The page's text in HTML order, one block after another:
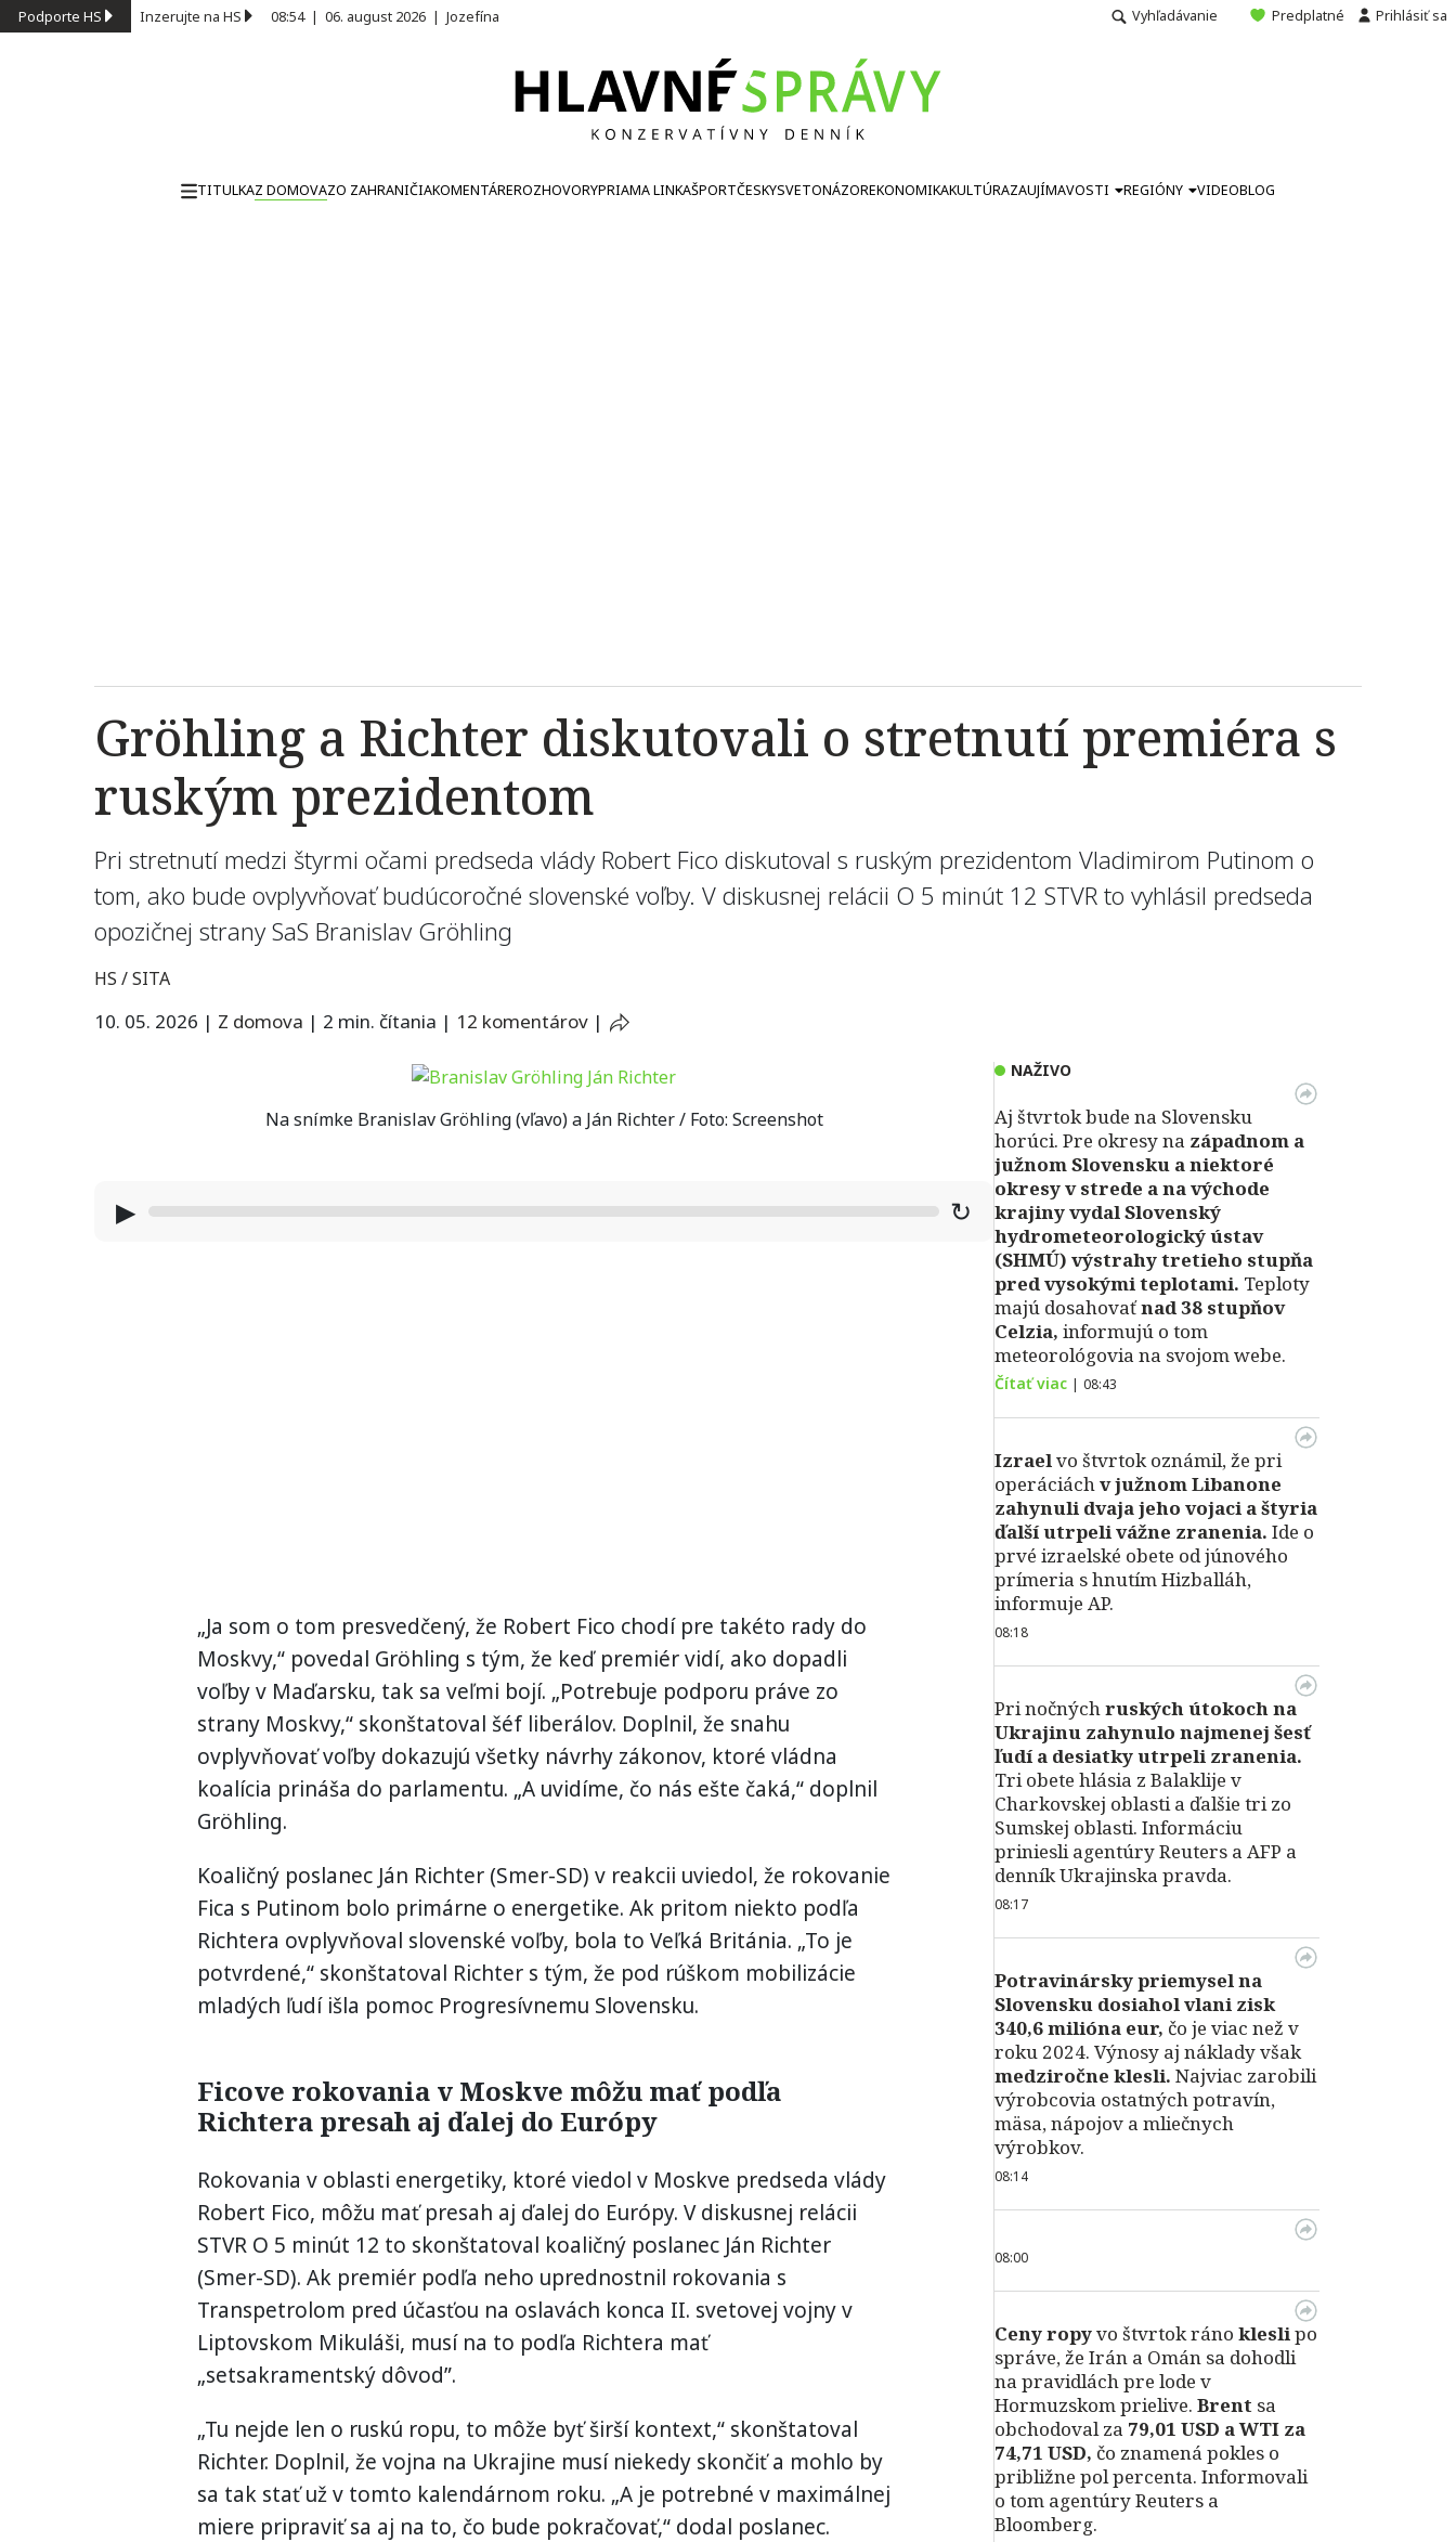
Podporte HS Inzerujte na HS 08:54| 06. august 2026 | Jozefína Vyhľadávanie Predplatné Prihlásiť sa
TITULKAZ DOMOVAZO ZAHRANIČIAKOMENTÁREROZHOVORYPRIAMA LINKAŠPORTČESKYSVETONÁZOREKONOMIKAKULTÚRAZAUJÍMAVOSTI REGIÓNY VIDEOBLOG
Gröhling a Richter diskutovali o stretnutí premiéra s
ruským prezidentom
Pri stretnutí medzi štyrmi očami predseda vlády Robert Fico diskutoval s ruským prezidentom Vladimirom Putinom o
tom, ako bude ovplyvňovať budúcoročné slovenské voľby. V diskusnej relácii O 5 minút 12 STVR to vyhlásil predseda
opozičnej strany SaS Branislav Gröhling
HS / SITA
10. 05. 2026 | Z domova | 2 min. čítania | 12 komentárov |
Na snímke Branislav Gröhling (vľavo) a Ján Richter / Foto: Screenshot
▶ ↻
„Ja som o tom presvedčený, že Robert Fico chodí pre takéto rady do
Moskvy,“ povedal Gröhling s tým, že keď premiér vidí, ako dopadli
voľby v Maďarsku, tak sa veľmi bojí. „Potrebuje podporu práve zo
strany Moskvy,“ skonštatoval šéf liberálov. Doplnil, že snahu
ovplyvňovať voľby dokazujú všetky návrhy zákonov, ktoré vládna
koalícia prináša do parlamentu. „A uvidíme, čo nás ešte čaká,“ doplnil
Gröhling.
Koaličný poslanec Ján Richter (Smer-SD) v reakcii uviedol, že rokovanie
Fica s Putinom bolo primárne o energetike. Ak pritom niekto podľa
Richtera ovplyvňoval slovenské voľby, bola to Veľká Británia. „To je
potvrdené,“ skonštatoval Richter s tým, že pod rúškom mobilizácie
mladých ľudí išla pomoc Progresívnemu Slovensku.
Ficove rokovania v Moskve môžu mať podľa
Richtera presah aj ďalej do Európy
Rokovania v oblasti energetiky, ktoré viedol v Moskve predseda vlády
Robert Fico, môžu mať presah aj ďalej do Európy. V diskusnej relácii
STVR O 5 minút 12 to skonštatoval koaličný poslanec Ján Richter
(Smer-SD). Ak premiér podľa neho uprednostnil rokovania s
Transpetrolom pred účasťou na oslavách konca II. svetovej vojny v
Liptovskom Mikuláši, musí na to podľa Richtera mať
„setsakramentský dôvod”.
„Tu nejde len o ruskú ropu, to môže byť širší kontext,“ skonštatoval
Richter. Doplnil, že vojna na Ukrajine musí niekedy skončiť a mohlo by
sa tak stať už v tomto kalendárnom roku. „A je potrebné v maximálnej
miere pripraviť sa aj na to, čo bude pokračovať,“ dodal poslanec.
NAŽIVO
Aj štvrtok bude na Slovensku
horúci. Pre okresy na západnom a
južnom Slovensku a niektoré
okresy v strede a na východe
krajiny vydal Slovenský
hydrometeorologický ústav
(SHMÚ) výstrahy tretieho stupňa
pred vysokými teplotami. Teploty
majú dosahovaťnad 38 stupňov
Celzia, informujú o tom
meteorológovia na svojom webe.
Čítať viac | 08:43
Izraelvo štvrtok oznámil, že pri
operáciáchv južnom Libanone
zahynuli dvaja jeho vojaci a štyria
ďalší utrpeli vážne zranenia. Ide o
prvé izraelské obete od júnového
prímeria s hnutím Hizballáh,
informuje AP.
08:18
Pri nočnýchruských útokoch na
Ukrajinu zahynulo najmenej šesť
ľudí a desiatky utrpeli zranenia.
Tri obete hlásia z Balaklije v
Charkovskej oblasti a ďalšie tri zo
Sumskej oblasti. Informáciu
priniesli agentúry Reuters a AFP a
denník Ukrajinska pravda.
08:17
Potravinársky priemysel na
Slovensku dosiahol vlani zisk
340,6 milióna eur, čo je viac než v
roku 2024. Výnosy aj náklady však
medziročne klesli. Najviac zarobili
výrobcovia ostatných potravín,
mäsa, nápojov a mliečnych
výrobkov.
08:14
08:00
Ceny ropyvo štvrtok ráno kleslipo
správe, že Irán a Omán sa dohodli
na pravidlách pre lode v
Hormuzskom prielive. Brent sa
obchodoval za 79,01 USD a WTI za
74,71 USD, čo znamená pokles o
približne pol percenta. Informovali
o tom agentúry Reuters a
Bloomberg.